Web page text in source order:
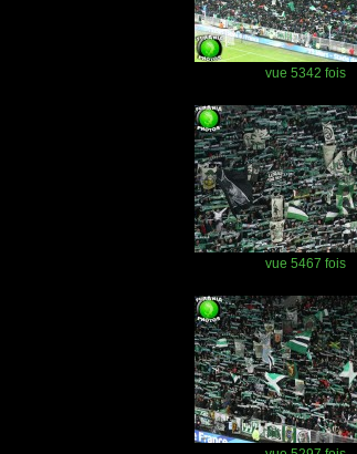
vue 5342 fois
vue 5467 fois